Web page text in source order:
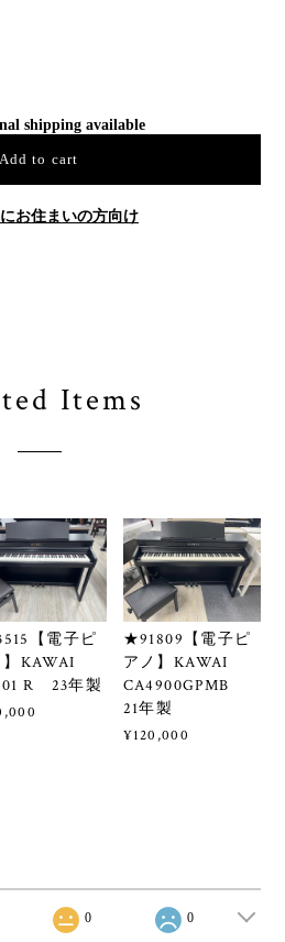
shipping available
Add to cart
お住まいの方向け
Items
【電子ピ
】KAWAI
R 23年製
★91809【電子ピ
アノ】KAWAI
CA4900GPMB
21年製
¥120,000
0 0